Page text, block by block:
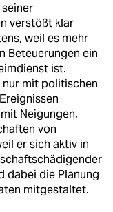
verstößt klar
weil es mehr
Beteuerungen ein
ist.
mit politischen
Neigungen,
von
er sich aktiv in
dabei die Planung
mitgestaltet.